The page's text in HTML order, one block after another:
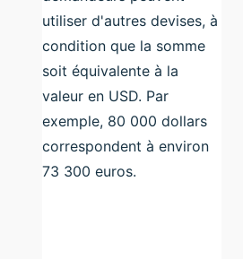
utiliser d'autres devises, à
condition que la somme
soit équivalente à la
valeur en USD. Par
exemple, 80 000 dollars
correspondent à environ
73 300 euros.